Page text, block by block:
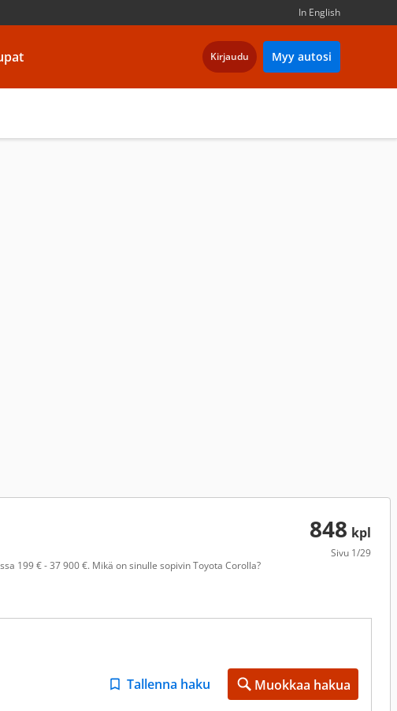
In English
Kirjaudu Myy autosi
848 kpl
Sivu 1/29
199 € - 37 900 €. Mikä on sinulle sopivin Toyota Corolla?
Tallenna haku Muokkaa hakua